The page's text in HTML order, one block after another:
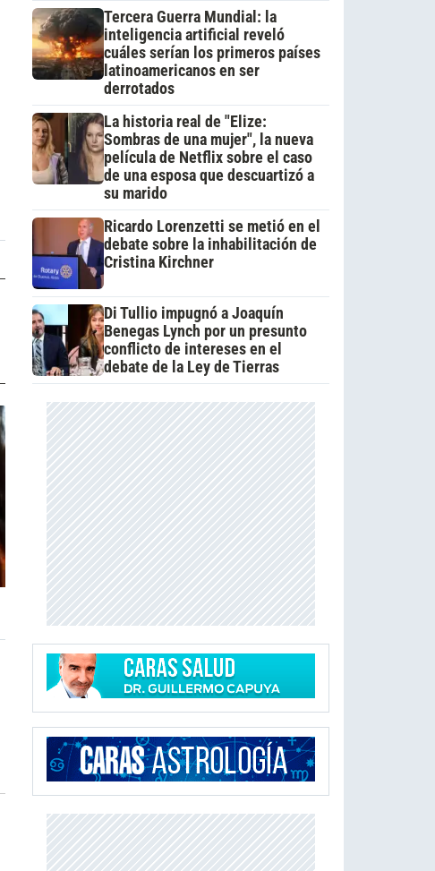
Tercera Guerra Mundial: la
inteligencia artificial reveló
cuáles serían los primeros países
latinoamericanos en ser
derrotados
La historia real de "Elize:
Sombras de una mujer", la nueva
película de Netflix sobre el caso
de una esposa que descuartizó a
su marido
Ricardo Lorenzetti se metió en el
debate sobre la inhabilitación de
Cristina Kirchner
Di Tullio impugnó a Joaquín
Benegas Lynch por un presunto
conflicto de intereses en el
debate de la Ley de Tierras